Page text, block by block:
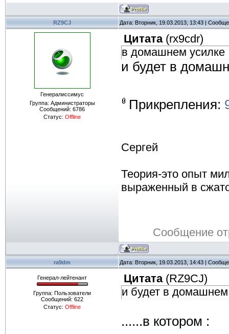
RZ9CJ Дата: Вторник, 19.03.2013, 13:43 |
Генералиссимус
Группа: Администраторы
Сообщений: 6786
Статус: Offline
Цитата(rx9cdr)
в домашнем усилке
и будет в
Прикрепления:
Сергей
Теория-это опыт
выраженный в
Сообщение
ra9dm Дата: Вторник, 19.03.2013, 14:43 |
Генерал-лейтенант
Группа: Пользователи
Сообщений: 622
Статус: Offline
Цитата(RZ9CJ)
и будет в
......в котором :